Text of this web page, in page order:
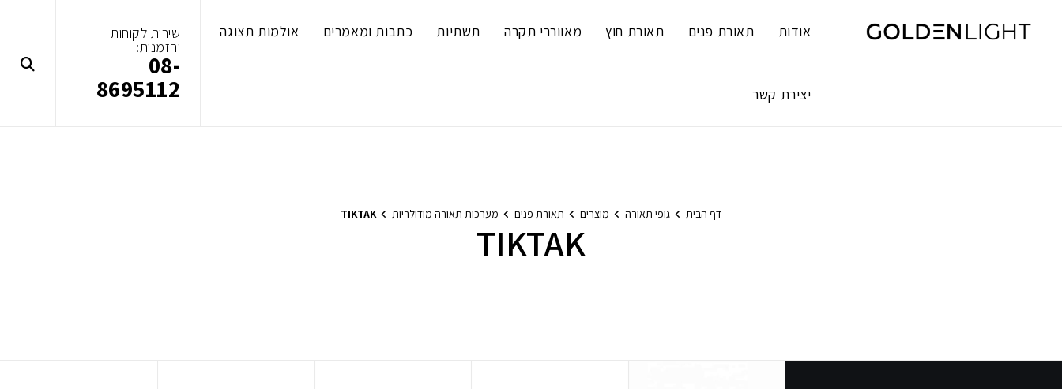
content
אודות תאורת פנים תאורת חוץ מאווררי תקרה תשתיות כתבות ומאמרים אולמות תצוגה
יצירת קשר
שירות לקוחות
והזמנות:
08-
8695112
דף הבית גופי תאורה מוצרים תאורת פנים מערכות תאורה מודולריות TIKTAK
TIKTAK